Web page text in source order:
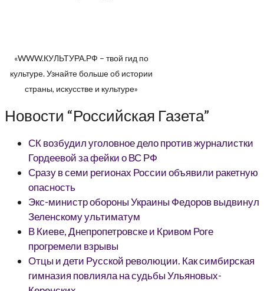
«WWW.КУЛЬТУРА.РФ – твой гид по
культуре. Узнайте больше об истории
страны, искусстве и культуре»
Новости “Российская Газета”
СК возбудил уголовное дело против журналистки
Гордеевой за фейки о ВС РФ
Сразу в семи регионах России объявили ракетную
опасность
Экс-министр обороны Украины Федоров выдвинул
Зеленскому ультиматум
В Киеве, Днепропетровске и Кривом Роге
прогремели взрывы
Отцы и дети Русской революции. Как симбирская
гимназия повлияла на судьбы Ульяновых-